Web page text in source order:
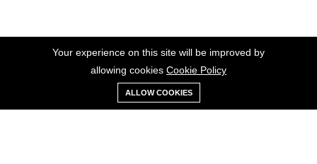
©2023 Hoa Nelly . All Rights Reserved.
0
Xe
đẩy
Danh sách
yêu thích
Your experience on this site will be improved by
allowing cookies Cookie Policy
ALLOW COOKIES